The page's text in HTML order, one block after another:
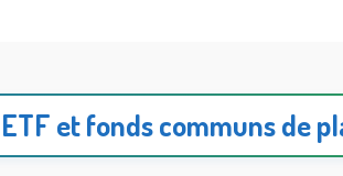
et fonds communs de